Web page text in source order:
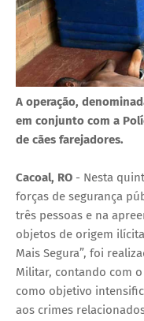
A operação,
em conjunto com a
de cães farejadores.
Cacoal, RO - Nesta
forças de segurança
três pessoas e na
objetos de origem
Mais Segura”, foi
Militar, contando com
como objetivo
aos crimes